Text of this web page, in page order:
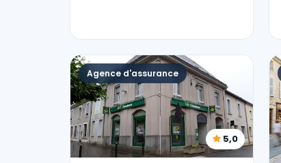
Agence d'assurance
5,0